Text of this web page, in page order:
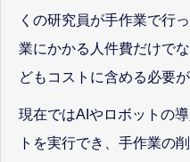
くの研究員が手作業で行
業にかかる人件費だけで
どもコストに含める必要が
現在ではAIやロボットの
トを実行でき、手作業の